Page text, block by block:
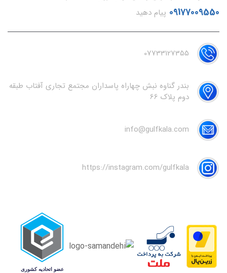
09177009550 پیام دهید
07733127355
بندر گناوه نبش چهاراه پاسداران مجتمع تجاری آفتاب طبقه
دوم پلاک 66
info@gulfkala.com
https://instagram.com/gulfkala